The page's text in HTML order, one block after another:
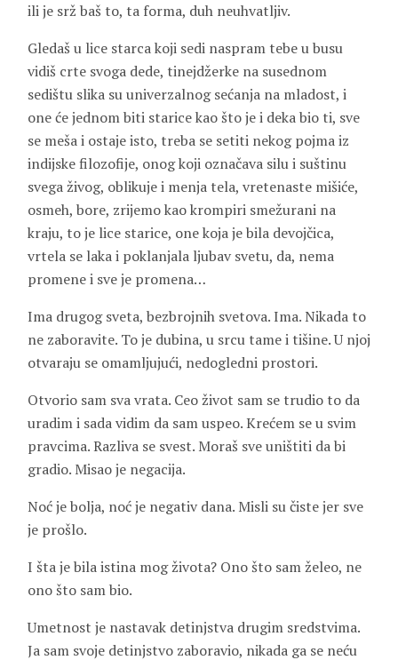
ili je srž baš to, ta forma, duh neuhvatljiv.
Gledaš u lice starca koji sedi naspram tebe u busu
vidiš crte svoga dede, tinejdžerke na susednom
sedištu slika su univerzalnog sećanja na mladost, i
one će jednom biti starice kao što je i deka bio ti, sve
se meša i ostaje isto, treba se setiti nekog pojma iz
indijske filozofije, onog koji označava silu i suštinu
svega živog, oblikuje i menja tela, vretenaste mišiće,
osmeh, bore, zrijemo kao krompiri smežurani na
kraju, to je lice starice, one koja je bila devojčica,
vrtela se laka i poklanjala ljubav svetu, da, nema
promene i sve je promena…
Ima drugog sveta, bezbrojnih svetova. Ima. Nikada to
ne zaboravite. To je dubina, u srcu tame i tišine. U njoj
otvaraju se omamljujući, nedogledni prostori.
Otvorio sam sva vrata. Ceo život sam se trudio to da
uradim i sada vidim da sam uspeo. Krećem se u svim
pravcima. Razliva se svest. Moraš sve uništiti da bi
gradio. Misao je negacija.
Noć je bolja, noć je negativ dana. Misli su čiste jer sve
je prošlo.
I šta je bila istina mog života? Ono što sam želeo, ne
ono što sam bio.
Umetnost je nastavak detinjstva drugim sredstvima.
Ja sam svoje detinjstvo zaboravio, nikada ga se neću